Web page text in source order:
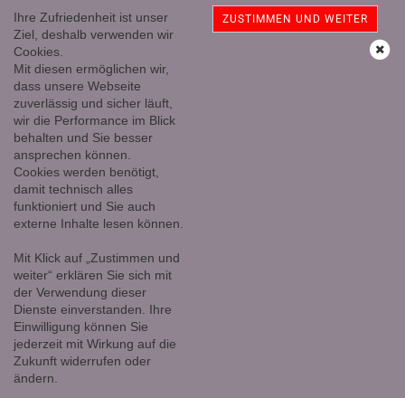
Ihre Zufriedenheit ist unser
Ziel, deshalb verwenden wir
Cookies.
Mit diesen ermöglichen wir,
dass unsere Webseite
zuverlässig und sicher läuft,
wir die Performance im Blick
behalten und Sie besser
ansprechen können.
Cookies werden benötigt,
damit technisch alles
funktioniert und Sie auch
externe Inhalte lesen können.
Mit Klick auf „Zustimmen und
weiter“ erklären Sie sich mit
der Verwendung dieser
Dienste einverstanden. Ihre
Einwilligung können Sie
jederzeit mit Wirkung auf die
Zukunft widerrufen oder
ändern.
ZUSTIMMEN UND WEITER
Achatnuß, alle Seiten poliert, auf Holzsockel, mit feiner
Kristallbildung, 5340 Gramm